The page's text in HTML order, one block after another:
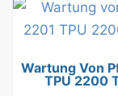
Wartung Von
TPU 2200